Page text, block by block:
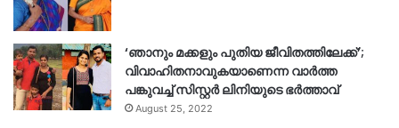
‘ഞാനും മക്കളും പുതിയ ജീവിതത്തിലേക്ക്’;
വിവാഹിതനാവുകയാണെന്ന വാർത്ത
പങ്കുവച്ച് സിസ്റ്റർ ലിനിയുടെ ഭർത്താവ്
August 25, 2022